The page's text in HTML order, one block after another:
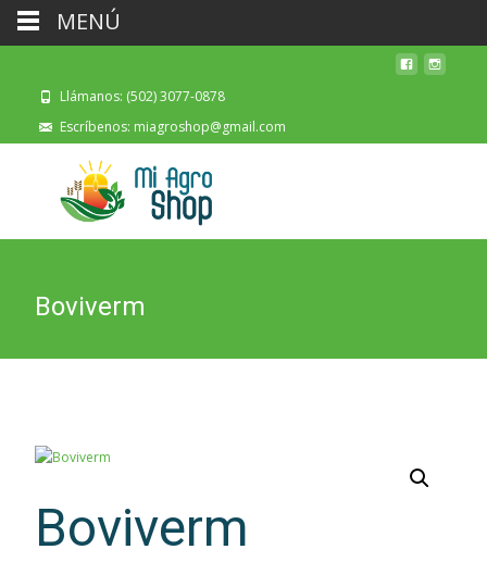
Llámanos: (502) 3077-0878
Escríbenos: miagroshop@gmail.com
Boviverm
Boviverm
MENÚ